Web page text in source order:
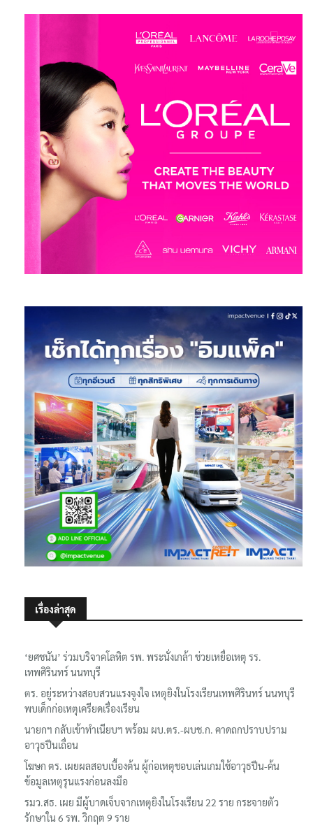
เรื่องล่าสุด
‘ยศชนัน’ ร่วมบริจาคโลหิต รพ. พระนั่งเกล้า ช่วยเหยื่อเหตุ รร.
เทพศิรินทร์ นนทบุรี
ตร. อยู่ระหว่างสอบสวนแรงจูงใจ เหตุยิงในโรงเรียนเทพศิรินทร์ นนทบุรี
พบเด็กก่อเหตุเครียดเรื่องเรียน
นายกฯ กลับเข้าทำเนียบฯ พร้อม ผบ.ตร.-ผบช.ก. คาดถกปราบปราม
อาวุธปืนเถื่อน
โฆษก ตร. เผยผลสอบเบื้องต้น ผู้ก่อเหตุชอบเล่นเกมใช้อาวุธปืน-ค้น
ข้อมูลเหตุรุนแรงก่อนลงมือ
รมว.สธ. เผย มีผู้บาดเจ็บจากเหตุยิงในโรงเรียน 22 ราย กระจายตัว
รักษาใน 6 รพ. วิกฤต 9 ราย